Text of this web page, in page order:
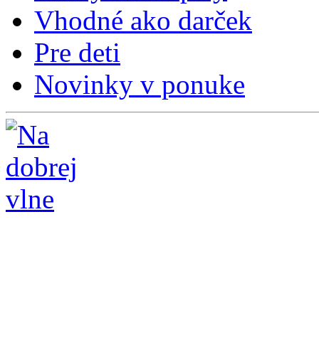
Vhodné ako darček
Pre deti
Novinky v ponuke